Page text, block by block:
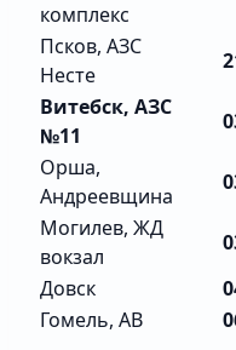
комплекс
Псков, АЗС
Несте
Витебск, АЗС
№11
Орша,
Андреевщина
Могилев, ЖД
вокзал
Довск
Гомель, АВ